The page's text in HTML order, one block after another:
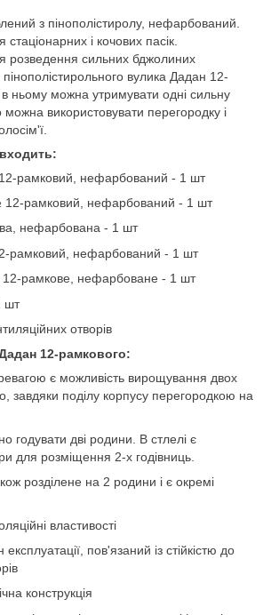
з пінополістиролу, нефарбований.
і кочових пасік.
розведення сильних бджолиних
вулика Дадан 12-
ньому можна утримувати одні сильну
використовувати перегородку і
рамковий, нефарбований - 1 шт
12-рамковий, нефарбований - 1 шт
нефарбована - 1 шт
рамковий, нефарбований - 1 шт
12-рамкове, нефарбоване - 1 шт
шт
отворів
12-рамкового:
є можливість вирощування двох
завдяки поділу корпусу перегородкою на
годувати дві родини. В стлелі є
для розміщення 2-х годівниць.
розділене на 2 родини і є окремі
властивості
пов'язаний із стійкістю до
конструкція